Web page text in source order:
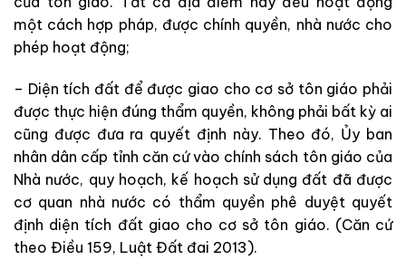
một cách hợp pháp, được chính quyền, nhà nước cho
phép hoạt động;
– Diện tích đất để được giao cho cơ sở tôn giáo phải
được thực hiện đúng thẩm quyền, không phải bất kỳ ai
cũng được đưa ra quyết định này. Theo đó, Ủy ban
nhân dân cấp tỉnh căn cứ vào chính sách tôn giáo của
Nhà nước, quy hoạch, kế hoạch sử dụng đất đã được
cơ quan nhà nước có thẩm quyền phê duyệt quyết
định diện tích đất giao cho cơ sở tôn giáo. (Căn cứ
theo Điều 159, Luật Đất đai 2013).